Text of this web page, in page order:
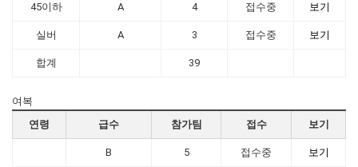
45이하 A 4 접수중 보기
실버 A 3 접수중 보기
합계 39
여복
연령
급수 참가팀 접수 보기
B 5 접수중 보기